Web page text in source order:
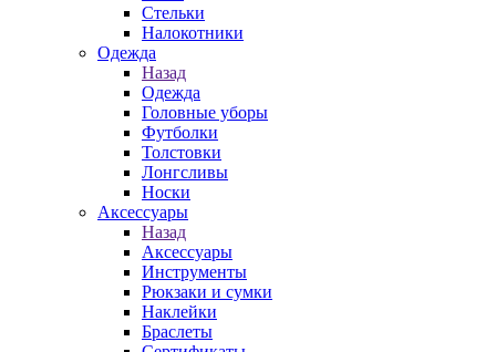
Стельки
Налокотники
Одежда
Назад
Одежда
Головные уборы
Футболки
Толстовки
Лонгсливы
Носки
Аксессуары
Назад
Аксессуары
Инструменты
Рюкзаки и сумки
Наклейки
Браслеты